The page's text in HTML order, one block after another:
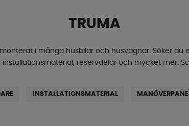
TRUMA
i många husbilar och husvagnar. Söker du
reservdelar och mycket mer.
INSTALLATIONSMATERIAL